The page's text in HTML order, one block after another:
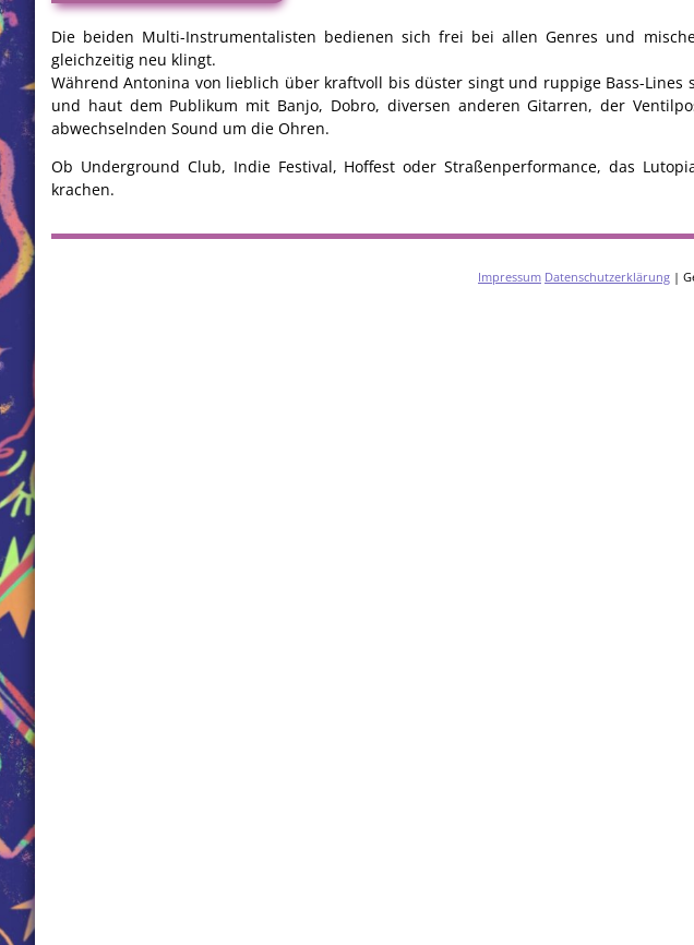
Die beiden Multi-Instrumentalisten bedienen sich frei bei allen Genres und
gleichzeitig neu klingt.
Während Antonina von lieblich über kraftvoll bis düster singt und ruppige Bass-
und haut dem Publikum mit Banjo, Dobro, diversen anderen Gitarren, der
abwechselnden Sound um die Ohren.
Ob Underground Club, Indie Festival, Hoffest oder Straßenperformance, das
krachen.
Impressum Datenschutzerklärung |